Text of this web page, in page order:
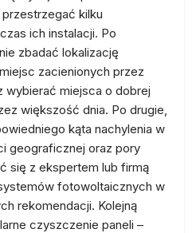
kilku
ich instalacji. Po
zbadać lokalizację
zacienionych przez
wybierać miejsca o dobrej
większość dnia. Po drugie,
kąta nachylenia w
geograficznej oraz pory
się z ekspertem lub firmą
fotowoltaicznych w
rekomendacji. Kolejną
czyszczenie paneli –